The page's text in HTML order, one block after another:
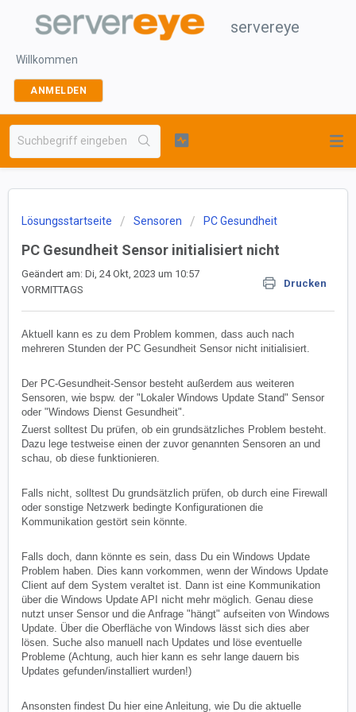
servereye
Willkommen
ANMELDEN
Lösungsstartseite Sensoren PC Gesundheit
PC Gesundheit Sensor initialisiert nicht
Drucken
Geändert am: Di, 24 Okt, 2023 um 10:57
VORMITTAGS
Aktuell kann es zu dem Problem kommen, dass auch nach
mehreren Stunden der PC Gesundheit Sensor nicht initialisiert.
Der PC-Gesundheit-Sensor besteht außerdem aus weiteren
Sensoren, wie bspw. der "Lokaler Windows Update Stand" Sensor
oder "Windows Dienst Gesundheit".
Zuerst solltest Du prüfen, ob ein grundsätzliches Problem besteht.
Dazu lege testweise einen der zuvor genannten Sensoren an und
schau, ob diese funktionieren.
Falls nicht, solltest Du grundsätzlich prüfen, ob durch eine Firewall
oder sonstige Netzwerk bedingte Konfigurationen die
Kommunikation gestört sein könnte.
Falls doch, dann könnte es sein, dass Du ein Windows Update
Problem haben. Dies kann vorkommen, wenn der Windows Update
Client auf dem System veraltet ist. Dann ist eine Kommunikation
über die Windows Update API nicht mehr möglich. Genau diese
nutzt unser Sensor und die Anfrage "hängt" aufseiten von Windows
Update. Über die Oberfläche von Windows lässt sich dies aber
lösen. Suche also manuell nach Updates und löse eventuelle
Probleme (Achtung, auch hier kann es sehr lange dauern bis
Updates gefunden/installiert wurden!)
Ansonsten findest Du hier eine Anleitung, wie Du die aktuelle